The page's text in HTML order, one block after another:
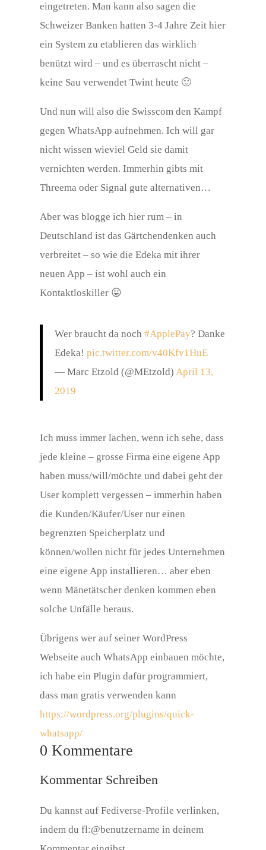
eingetreten. Man kann also sagen die
Schweizer Banken hatten 3-4 Jahre Zeit hier
ein System zu etablieren das wirklich
benützt wird – und es überrascht nicht –
keine Sau verwendet Twint heute 🙂
Und nun will also die Swisscom den Kampf
gegen WhatsApp aufnehmen. Ich will gar
nicht wissen wieviel Geld sie damit
vernichten werden. Immerhin gibts mit
Threema oder Signal gute alternativen…
Aber was blogge ich hier rum – in
Deutschland ist das Gärtchendenken auch
verbreitet – so wie die Edeka mit ihrer
neuen App – ist wohl auch ein
Kontaktloskiller 😛
Wer braucht da noch#ApplePay? Danke
Edeka!pic.twitter.com/v40Kfv1HuE
— Marc Etzold (@MEtzold)April 13,
2019
Ich muss immer lachen, wenn ich sehe, dass
jede kleine – grosse Firma eine eigene App
haben muss/will/möchte und dabei geht der
User komplett vergessen – immerhin haben
die Kunden/Käufer/User nur einen
begrenzten Speicherplatz und
können/wollen nicht für jedes Unternehmen
eine eigene App installieren… aber eben
wenn Mänetätscher denken kommen eben
solche Unfälle heraus.
Übrigens wer auf seiner WordPress
Webseite auch WhatsApp einbauen möchte,
ich habe ein Plugin dafür programmiert,
dass man gratis verwenden kann
https://wordpress.org/plugins/quick-
whatsapp/
0 Kommentare
Kommentar Schreiben
Du kannst auf Fediverse-Profile verlinken,
indem du fl:@benutzername in deinem